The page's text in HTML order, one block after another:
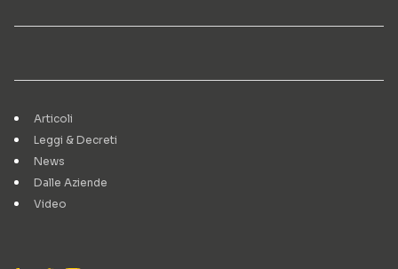
Articoli
Leggi & Decreti
News
Dalle Aziende
Video